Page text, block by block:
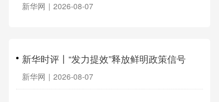
新华网 | 2026-08-07
新华时评丨“发力提效”释放鲜明政策信号
新华网 | 2026-08-07